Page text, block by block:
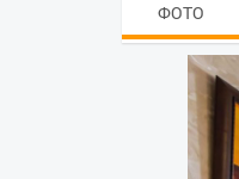
ФОТО